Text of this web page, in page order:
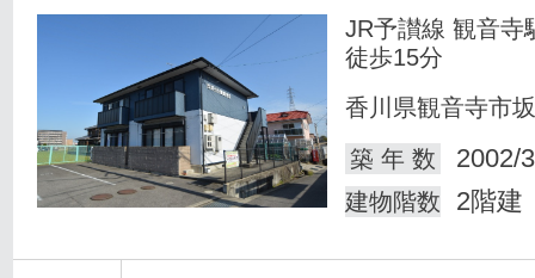
JR予讃線 観音寺
徒歩15分
香川県観音寺市
築 年 数
2002/
建物階数 2階建